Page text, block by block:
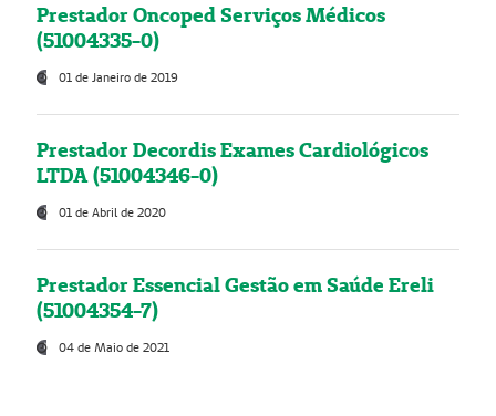
Prestador Oncoped Serviços Médicos
(51004335-0)
01 de Janeiro de 2019
Prestador Decordis Exames Cardiológicos
LTDA (51004346-0)
01 de Abril de 2020
Prestador Essencial Gestão em Saúde Ereli
(51004354-7)
04 de Maio de 2021